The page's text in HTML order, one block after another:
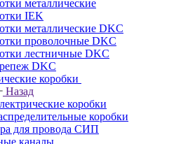
металлические
IEK
металлические DKC
проволочные DKC
лестничные DKC
DKC
коробки
Назад
коробки
коробки
для провода СИП
каналы